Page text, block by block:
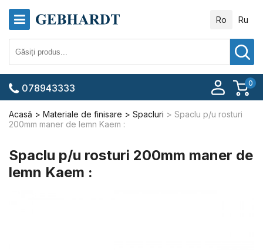
Ro Ru
0
078943333
Acasă Materiale de finisare Spacluri
Spaclu p/u rosturi
200mm maner de lemn Kaem :
Spaclu p/u rosturi 200mm maner de
lemn Kaem :